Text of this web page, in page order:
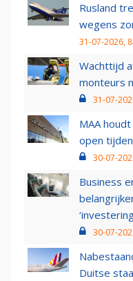
Rusland
wegens
31-07-2026,
Wachttijd
monteurs
31-07-
MAA
open
30-07-
Business
30-07-
Duitse